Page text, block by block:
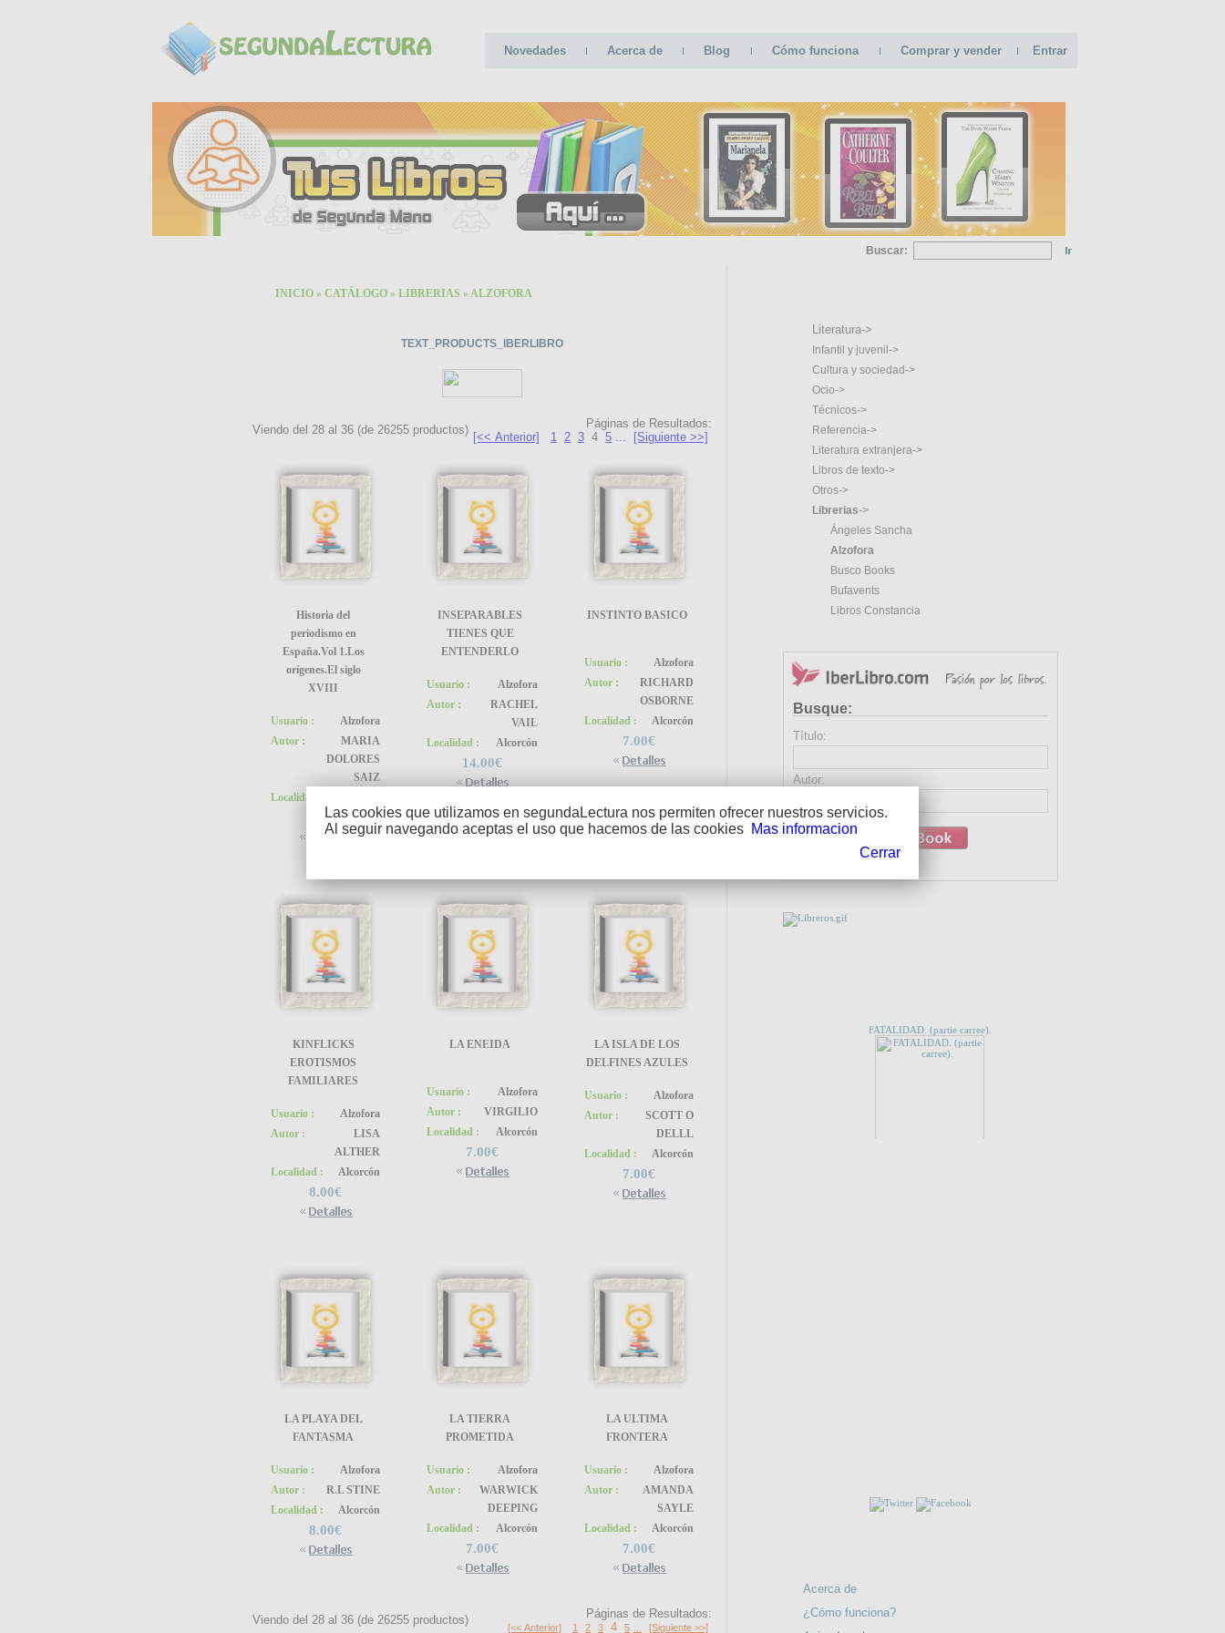
Novedades Acerca de Blog Cómo funciona Comprar y vender Entrar
Buscar:
INICIO » CATÁLOGO » LIBRERIAS »ALZOFORA
TEXT_PRODUCTS_IBERLIBRO
Viendo del 28 al 36 (de 26255 productos)
Páginas de Resultados:
[<< Anterior]
1 2 3 4 5 ... [Siguiente >>]
Historia del
periodismo en
España.Vol 1.Los
orígenes.El siglo
XVIII
Usuario :
Alzofora
Autor :
MARIA
DOLORES
SAIZ
Localidad :
12.00€
INSEPARABLES
TIENES QUE
ENTENDERLO
Usuario :
Alzofora
Autor :
RACHEL
VAIL
Localidad :
Alcorcón
14.00€
INSTINTO BASICO
Usuario :
Alzofora
Autor :
RICHARD
OSBORNE
Localidad :
Alcorcón
7.00€
KINFLICKS
EROTISMOS
FAMILIARES
Usuario :
Alzofora
Autor :
LISA
ALTHER
Localidad :
Alcorcón
8.00€
LA ENEIDA
Usuario :
Alzofora
Autor :
VIRGILIO
Localidad :
Alcorcón
7.00€
LA ISLA DE LOS
DELFINES AZULES
Usuario :
Alzofora
Autor :
SCOTT O
DELLL
Localidad :
Alcorcón
7.00€
LA PLAYA DEL
FANTASMA
Usuario :
Alzofora
Autor :
R.L STINE
Localidad :
Alcorcón
8.00€
LA TIERRA
PROMETIDA
Usuario :
Alzofora
Autor :
WARWICK
DEEPING
Localidad :
Alcorcón
7.00€
LA ULTIMA
FRONTERA
Usuario :
Alzofora
Autor :
AMANDA
SAYLE
Localidad :
Alcorcón
7.00€
Viendo del 28 al 36 (de 26255 productos) Páginas de Resultados:
[<< Anterior] 1 2 3 4 5 [Siguiente >>]
Literatura->
Infantil y juvenil->
Cultura y sociedad->
Ocio->
Técnicos->
Referencia->
Literatura extranjera->
Libros de texto->
Otros->
Librerias->
Ángeles Sancha
Alzofora
Busco Books
Bufavents
Libros Constancia
Busque:
Título:
Autor:
Acerca de
¿Cómo funciona?
Las cookies que utilizamos en segundaLectura nos permiten ofrecer nuestros servicios.
Al seguir navegando aceptas el uso que hacemos de las cookies Mas informacion
Cerrar